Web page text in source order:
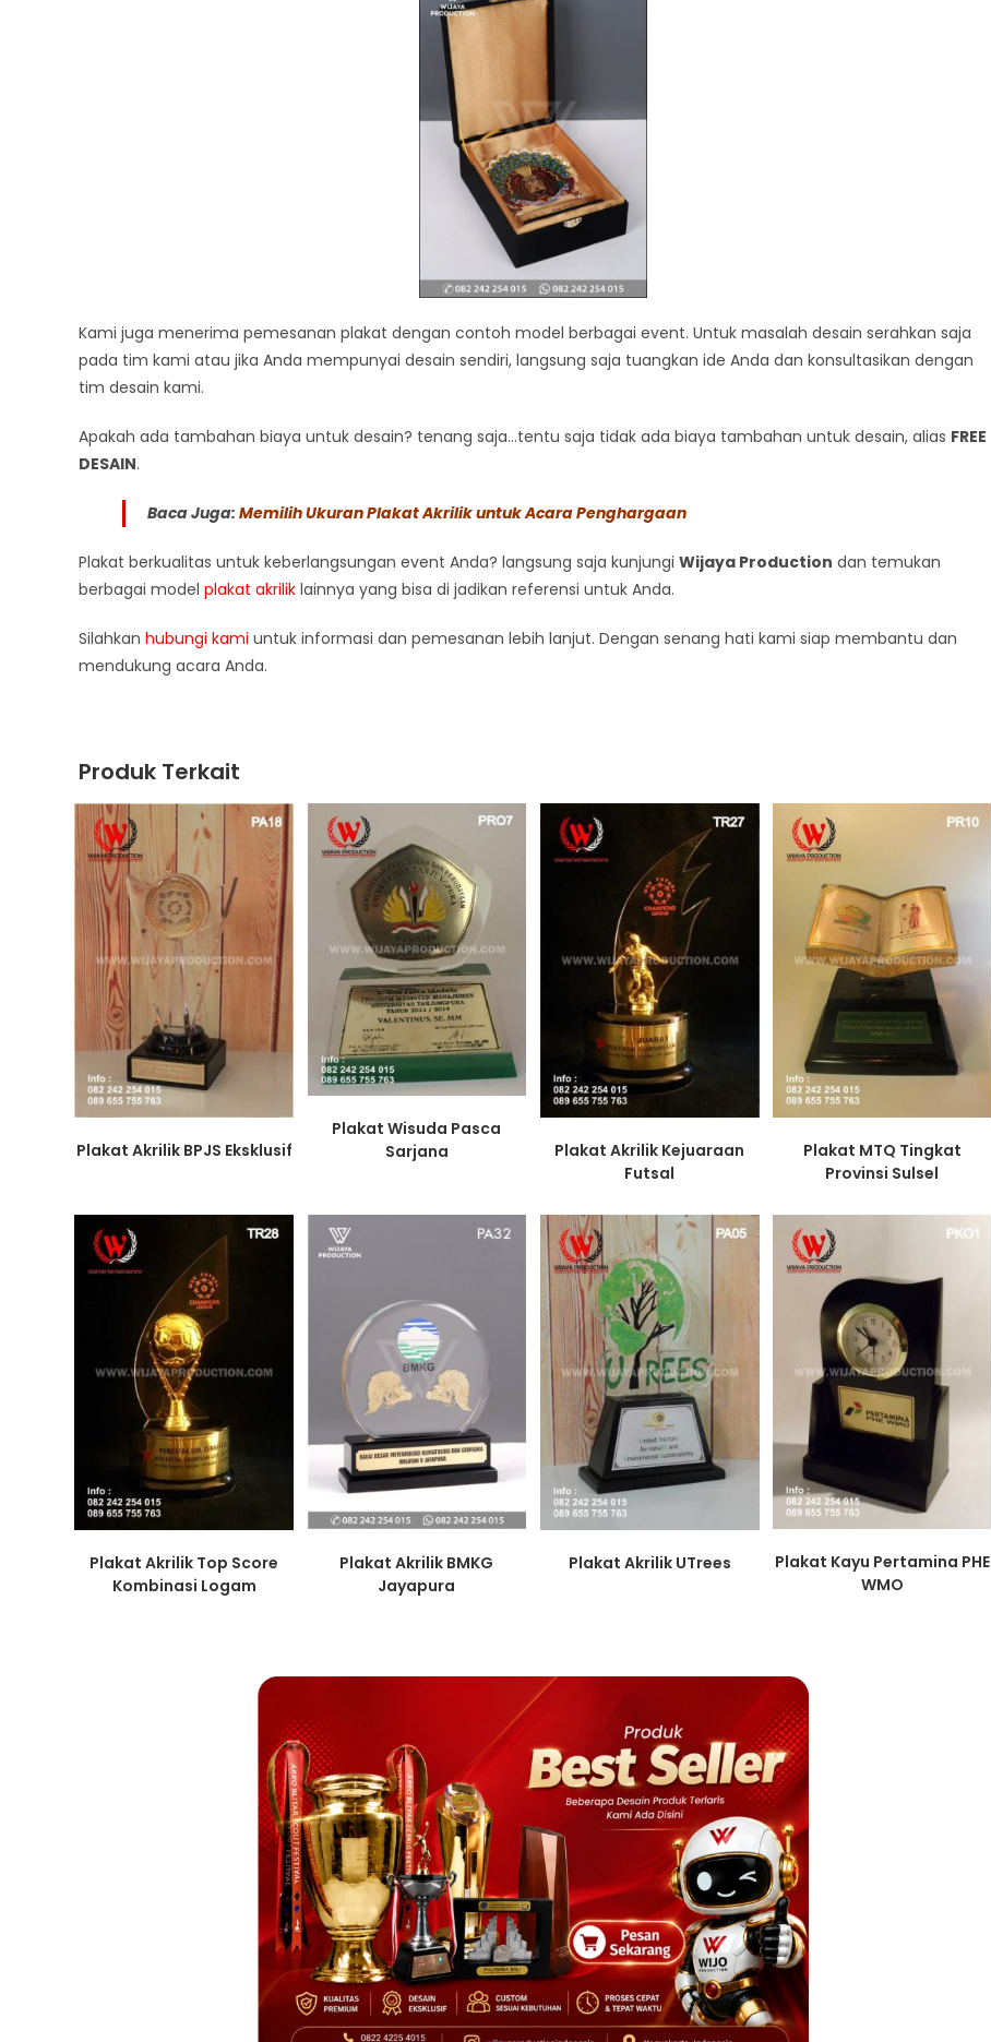
Kami juga menerima pemesanan plakat dengan contoh model berbagai event. Untuk masalah desain serahkan saja
pada tim kami atau jika Anda mempunyai desain sendiri, langsung saja tuangkan ide Anda dan konsultasikan dengan
tim desain kami.
Apakah ada tambahan biaya untuk desain? tenang saja…tentu saja tidak ada biaya tambahan untuk desain, alias FREE
DESAIN.
Baca Juga: Memilih Ukuran Plakat Akrilik untuk Acara Penghargaan
Plakat berkualitas untuk keberlangsungan event Anda? langsung saja kunjungi Wijaya Production dan temukan
berbagai model plakat akrilik lainnya yang bisa di jadikan referensi untuk Anda.
Silahkan hubungi kami untuk informasi dan pemesanan lebih lanjut. Dengan senang hati kami siap membantu dan
mendukung acara Anda.
Produk Terkait
Plakat Akrilik BPJS Eksklusif
Plakat Wisuda Pasca
Sarjana
Plakat Akrilik Kejuaraan
Futsal
Plakat MTQ Tingkat
Provinsi Sulsel
Plakat Akrilik Top Score
Kombinasi Logam
Plakat Akrilik BMKG
Jayapura
Plakat Akrilik UTrees
Plakat Kayu Pertamina PHE
WMO